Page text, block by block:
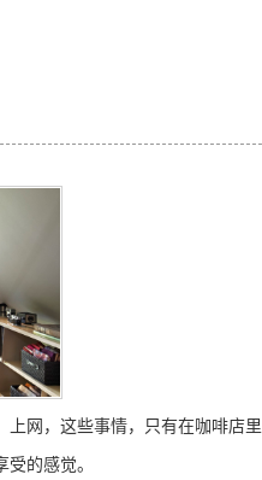
网，这些事情，只有在咖啡店里
的感觉。